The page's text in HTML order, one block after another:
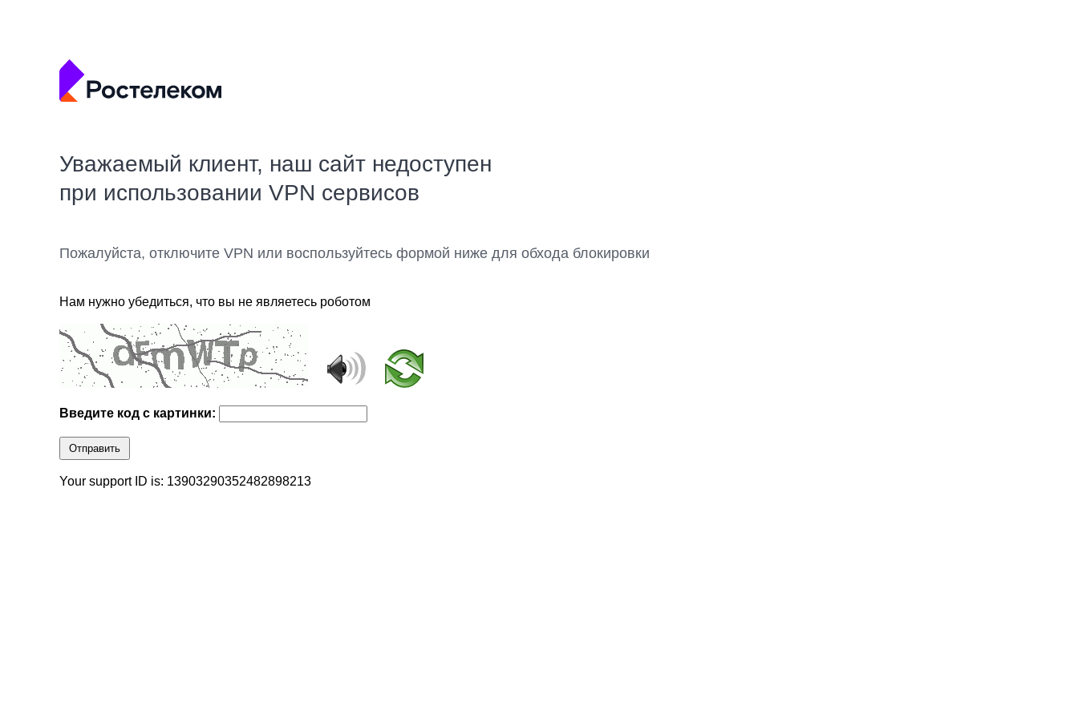
Уважаемый клиент, наш сайт недоступен
при использовании VPN сервисов
Пожалуйста, отключите VPN или воспользуйтесь формой ниже для обхода блокировки
Нам нужно убедиться, что вы не являетесь роботом
Введите код с картинки:
Отправить
Your support ID is: 13903290352482898213